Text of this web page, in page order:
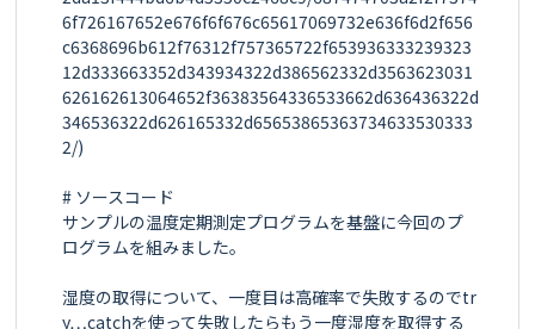
6f726167652e676f6f676c65617069732e636f6d2f656
c6368696b612f76312f757365722f653936333239323
12d333663352d343934322d386562332d3563623031
626162613064652f36383564336533662d636436322d
346536322d626165332d65653865363734633530333
2/)
# ソースコード
サンプルの温度定期測定プログラムを基盤に今回のプ
ログラムを組みました。
湿度の取得について、一度目は高確率で失敗するのでtr
y…catchを使って失敗したらもう一度湿度を取得する